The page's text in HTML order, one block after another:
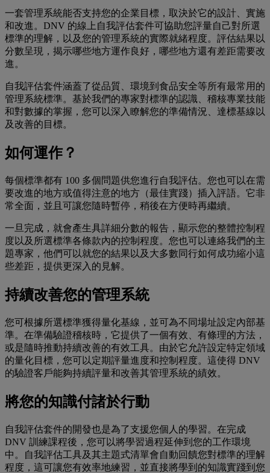
一套管理系統能否支持您的企業目標，取決於它的設計、實施
和改進。DNV 的線上自我評估套件可協助您評量自己對所選
標準的理解，以及您的管理系統的實際就緒程度。評估結果以
分數呈現，揭示哪些地方運作良好，哪些地方還有差距需要改
進。
自我評估套件涵蓋了從品質、環境到食品安全等所有最常用的
管理系統標準。基於我們的專家對標準的認識、稽核專業技能
和對數據的掌握，您可以深入瞭解您的準備情況、達標基線以
及改善的目標。
如何運作？
每個標準都有 100 多個問題供您進行自我評估。您也可以在需
要改進的地方或值得注意的地方（最佳實踐）插入評語。它非
常全面，並且可讓您隨時暫停，稍後在方便時再繼續。
一旦完成，就會產生具詳細分數的報告，顯示您的整體控制程
度以及所選標準各條款內的控制程度。您也可以連絡我們的主
題專家，他們可以就您的結果以及大多數同行如何成功縮小這
些差距，提供更深入的見解。
持續改善您的管理系統
您可根據所選標準獲得量化基線，並可為不同場址設定內部基
準。在準備驗證稽核時，它提供了一個有效、有條理的方法，
或是隨時推動持續改善的有效工具。由於它允許設定特定領域
的量化目標，您可以定期評量進度和控制程度。這使得 DNV
的驗證客戶能夠持續評量和改善其管理系統的績效。
將您的知識付諸於行動
自我評估套件的開發也是為了支援您個人的學習。在完成
DNV 訓練課程後，您可以將學習過程延伸到您的工作環境
中。自我評估工具及其主題式清單會自動回饋您對標準的理解
程度，這可讓您有效率地練習，並直接將學到的知識實踐到您